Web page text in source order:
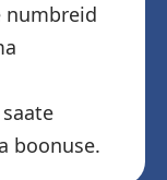
numbreid
boonuse.